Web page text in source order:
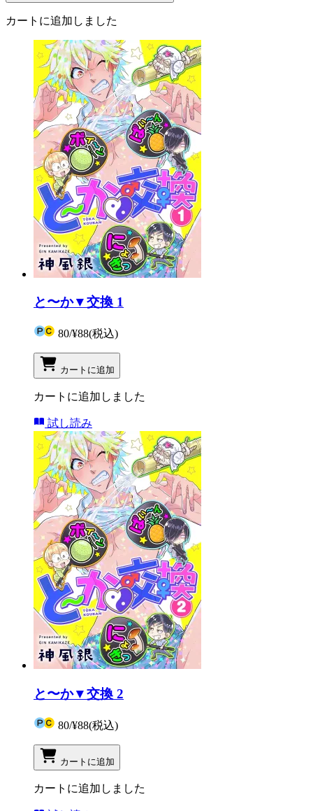
カートに追加しました
と〜か▼交換 1
80/¥88(税込)
カートに追加
カートに追加しました
試し読み
と〜か▼交換 2
80/¥88(税込)
カートに追加
カートに追加しました